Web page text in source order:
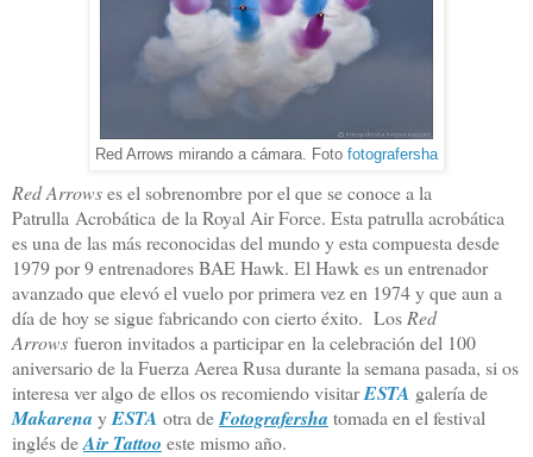
Red Arrows mirando a cámara. Foto fotografersha
Red Arrowses el sobrenombre por el que se conoce a la
Patrulla Acrobática de la Royal Air Force. Esta patrulla acrobática
es una de las más reconocidas del mundo y esta compuesta desde
1979 por 9 entrenadores BAE Hawk. El Hawk es un entrenador
avanzado que elevó el vuelo por primera vez en 1974 y que aun a
día de hoy se sigue fabricando con cierto éxito. Los Red
Arrows fueron invitados a participar en la celebración del 100
aniversario de la Fuerza Aerea Rusa durante la semana pasada, si os
interesa ver algo de ellos os recomiendo visitarESTA galería de
Makarena yESTA otra deFotografersha tomada en el festival
inglés deAir Tattoo este mismo año.